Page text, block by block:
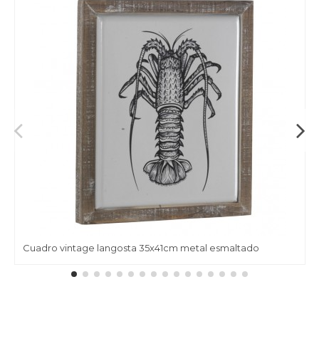
Cuadro vintage langosta 35x41cm metal esmaltado